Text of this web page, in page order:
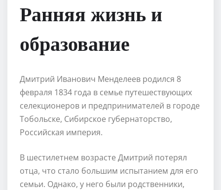
Ранняя жизнь и
образование
Дмитрий Иванович Менделеев родился 8
февраля 1834 года в семье путешествующих
селекционеров и предпринимателей в городе
Тобольске, Сибирское губернаторство,
Российская империя.
В шестилетнем возрасте Дмитрий потерял
отца, что стало большим испытанием для его
семьи. Однако, у него были родственники,